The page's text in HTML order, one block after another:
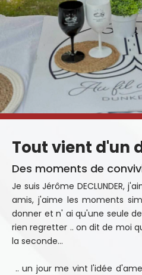
Tout vient d'un
Des moments de
Je suis Jérôme DECLUNDER,
amis, j'aime les moments
donner et n' ai qu'une seule
rien regretter .. on dit de moi
la seconde...
.. un jour me vint l'idée